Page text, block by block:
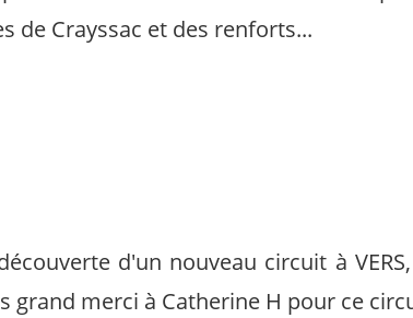
de Crayssac et des renforts...
d'un nouveau circuit à
grand merci à Catherine H pour ce